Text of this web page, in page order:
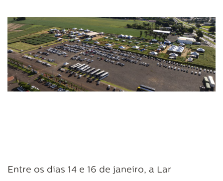
Entre os dias 14 e 16 de janeiro, a Lar